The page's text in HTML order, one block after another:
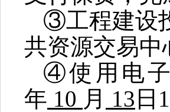
③工程建设
共资源交易
④使用电
年 10 月 13 日